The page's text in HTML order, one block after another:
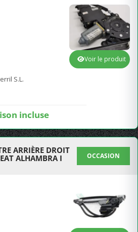
S.L.
incluse
Voir le produit
ARRIÈRE DROIT
ALHAMBRA I
OCCASION